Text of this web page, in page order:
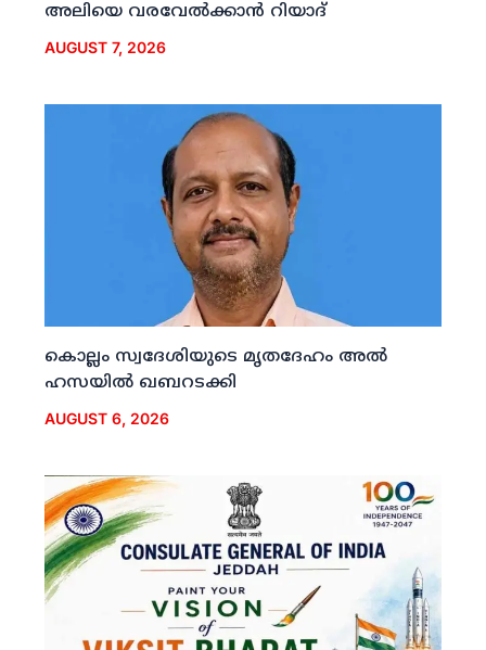
അലിയെ വരവേല്‍ക്കാന്‍ റിയാദ്
AUGUST 7, 2026
കൊല്ലം സ്വദേശിയുടെ മൃതദേഹം അല്‍
ഹസയില്‍ ഖബറടക്കി
AUGUST 6, 2026